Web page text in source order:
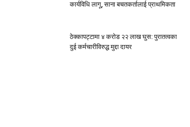
कार्यविधि लागू, साना बचतकर्तालाई प्राथमिकता
ठेक्कापट्टामा ४ करोड २२ लाख घुस: पुरातत्वका
दुई कर्मचारीविरुद्ध मुद्दा दायर